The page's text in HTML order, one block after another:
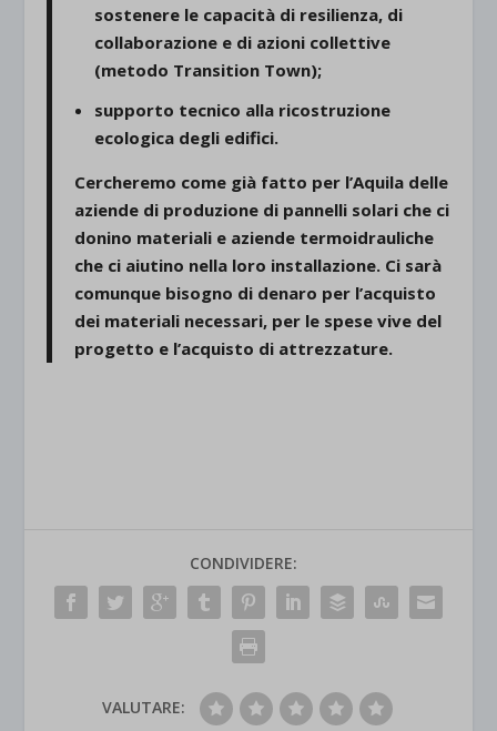
sostenere le capacità di resilienza, di
collaborazione e di azioni collettive
(metodo Transition Town);
supporto tecnico alla ricostruzione
ecologica degli edifici.
Cercheremo come già fatto per l’Aquila delle
aziende di produzione di pannelli solari che ci
donino materiali e aziende termoidrauliche
che ci aiutino nella loro installazione. Ci sarà
comunque bisogno di denaro per l’acquisto
dei materiali necessari, per le spese vive del
progetto e l’acquisto di attrezzature.
CONDIVIDERE:
VALUTARE: